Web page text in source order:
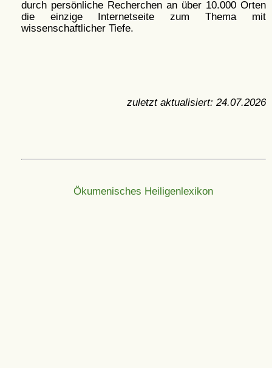
durch persönliche Recherchen an über 10.000 Orten
die einzige Internetseite zum Thema mit
wissenschaftlicher Tiefe.
zuletzt aktualisiert: 24.07.2026
Ökumenisches Heiligenlexikon